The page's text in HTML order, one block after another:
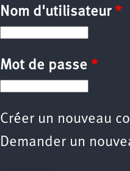
Nom d'utilisateur *
Mot de passe *
Créer un nouveau
Demander un